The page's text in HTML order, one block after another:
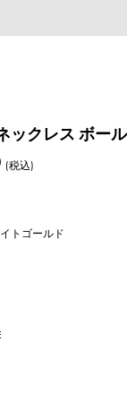
いて
いて
ックレス ボー
(税込)
トゴールド